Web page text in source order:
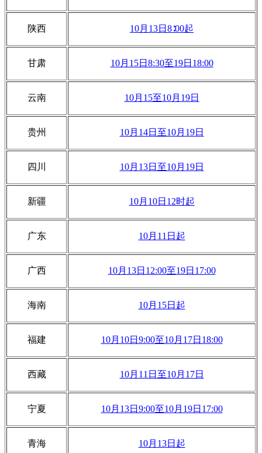
陕西 10月13日8∶00起
甘肃 10月15日8:30至19日18:00
云南 10月15至10月19日
贵州 10月14日至10月19日
四川 10月13日至10月19日
新疆 10月10日 12时起
广东 10月11日起
广西 10月13日12:00至19日17:00
海南 10月15日起
福建 10月10日9:00至10月17日18:00
西藏 10月11日至10月17日
宁夏 10月13日9:00至10月19日17:00
青海 10月13日起